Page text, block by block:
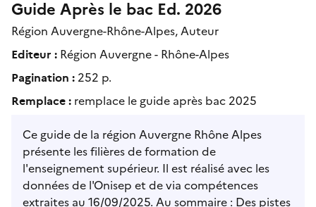
Guide Après le bac Ed. 2026
Région Auvergne-Rhône-Alpes, Auteur
Editeur : Région Auvergne - Rhône-Alpes
Pagination : 252 p.
Remplace : remplace le guide après bac 2025
Ce guide de la région Auvergne Rhône Alpes
présente les filières de formation de
l'enseignement supérieur. Il est réalisé avec les
données de l'Onisep et de via compétences
extraites au 16/09/2025. Au sommaire : Des pistes